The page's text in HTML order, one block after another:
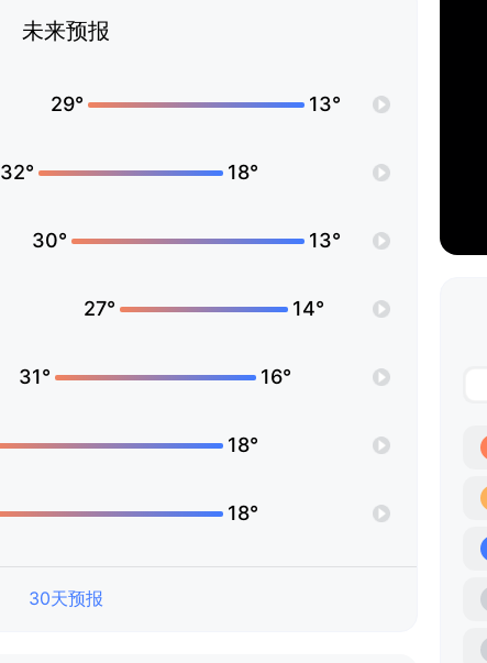
未来预报
29° 13°
32° 18°
30° 13°
27° 14°
31° 16°
18°
18°
30天预报